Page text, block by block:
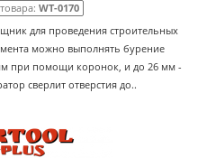
WT-0170
для проведения строительных
можно выполнять бурение
при помощи коронок, и до 26 мм -
сверлит отверстия до..